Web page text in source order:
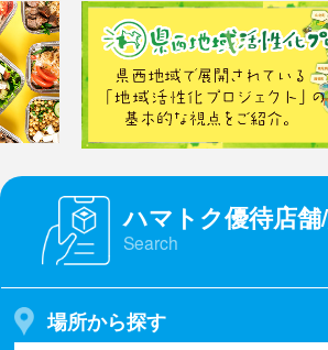
ハマトク優待店
Search
場所から探す